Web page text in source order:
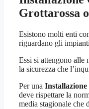
Grottarossa
Esistono molti enti
riguardano gli
Essi si attengono alle
la sicurezza che
Per una
deve rispettare la
media stagionale che